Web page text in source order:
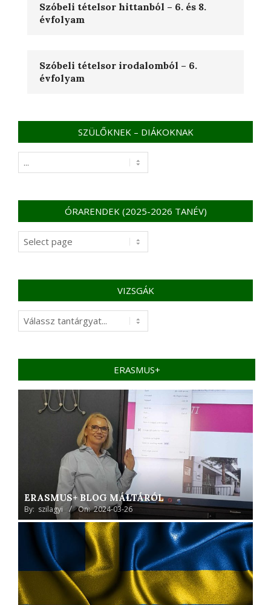
Szóbeli tételsor hittanból – 6. és 8.
évfolyam
Szóbeli tételsor irodalomból – 6.
évfolyam
SZÜLŐKNEK – DIÁKOKNAK
–
ÓRARENDEK (2025-2026 TANÉV)
Órarendek
(2025-
VIZSGÁK
Vizsgák
ERASMUS+
ERASMUS+ BLOG MÁLTÁRÓL
By: szilagyi On: 2024-03-26